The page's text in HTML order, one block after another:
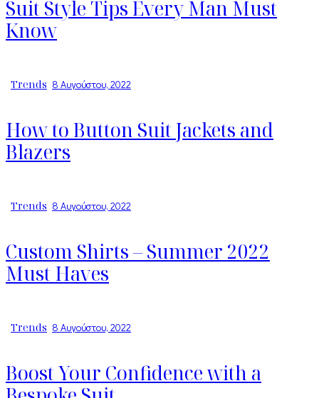
Suit Style Tips Every Man Must
Know
Trends 8 Αυγούστου, 2022
How to Button Suit Jackets and
Blazers
Trends 8 Αυγούστου, 2022
Custom Shirts – Summer 2022
Must Haves
Trends 8 Αυγούστου, 2022
Boost Your Confidence with a